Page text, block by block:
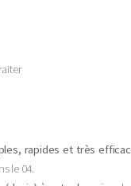
rapides et très
le 04.